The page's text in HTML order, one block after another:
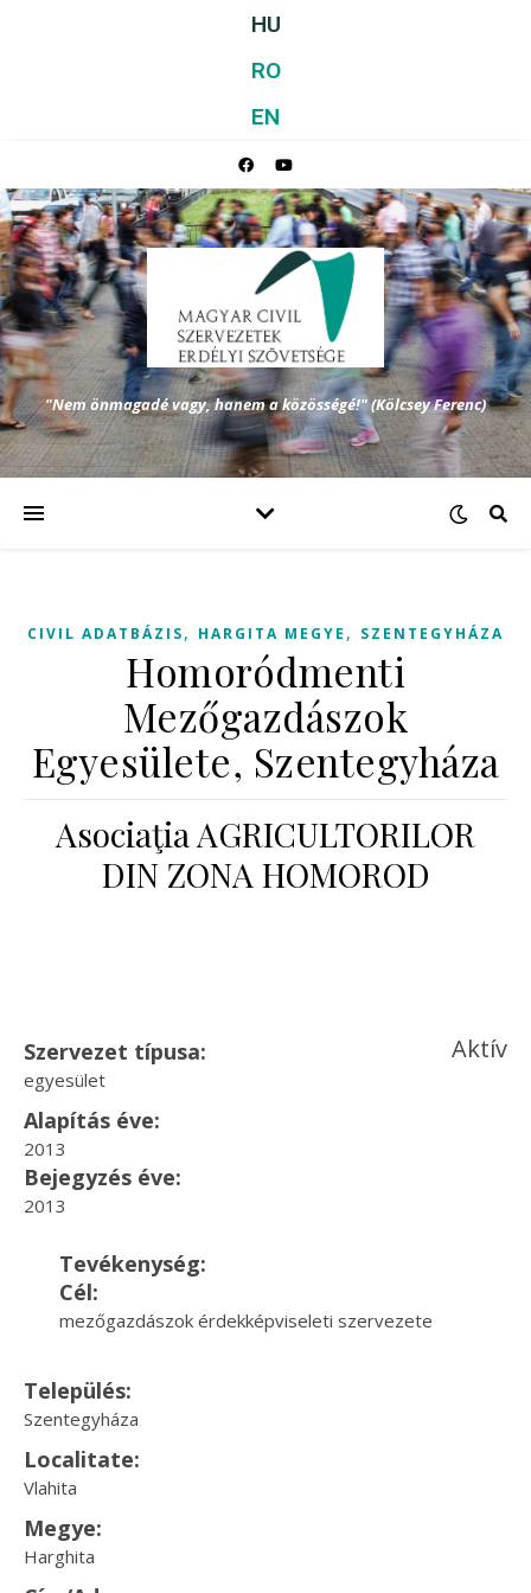
HU
RO
EN
"Nem önmagadé vagy, hanem a közösségé!" (Kölcsey Ferenc)
CIVIL ADATBÁZIS, HARGITA MEGYE , SZENTEGYHÁZA
Homoródmenti
Mezőgazdászok
Egyesülete, Szentegyháza
Asociaţia AGRICULTORILOR
DIN ZONA HOMOROD
Szervezet típusa:
egyesület
Aktív
Alapítás éve:
2013
Bejegyzés éve:
2013
Tevékenység:
Cél:
mezőgazdászok érdekképviseleti szervezete
Település:
Szentegyháza
Localitate:
Vlahita
Megye:
Harghita